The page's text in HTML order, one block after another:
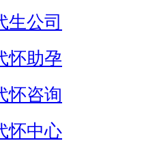
生公司
怀助孕
怀咨询
怀中心